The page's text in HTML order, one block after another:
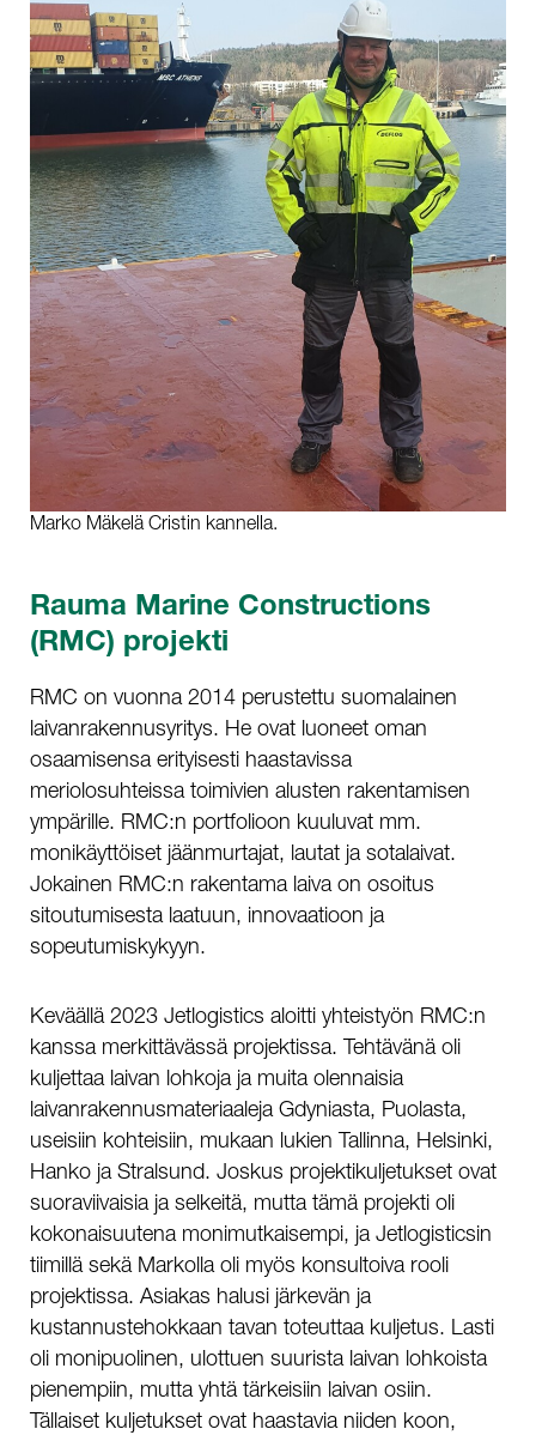
Marko Mäkelä Cristin kannella.
Rauma Marine Constructions
(RMC) projekti
RMC on vuonna 2014 perustettu suomalainen
laivanrakennusyritys. He ovat luoneet oman
osaamisensa erityisesti haastavissa
meriolosuhteissa toimivien alusten rakentamisen
ympärille. RMC:n portfolioon kuuluvat mm.
monikäyttöiset jäänmurtajat, lautat ja sotalaivat.
Jokainen RMC:n rakentama laiva on osoitus
sitoutumisesta laatuun, innovaatioon ja
sopeutumiskykyyn.
Keväällä 2023 Jetlogistics aloitti yhteistyön RMC:n
kanssa merkittävässä projektissa. Tehtävänä oli
kuljettaa laivan lohkoja ja muita olennaisia
laivanrakennusmateriaaleja Gdyniasta, Puolasta,
useisiin kohteisiin, mukaan lukien Tallinna, Helsinki,
Hanko ja Stralsund. Joskus projektikuljetukset ovat
suoraviivaisia ja selkeitä, mutta tämä projekti oli
kokonaisuutena monimutkaisempi, ja Jetlogisticsin
tiimillä sekä Markolla oli myös konsultoiva rooli
projektissa. Asiakas halusi järkevän ja
kustannustehokkaan tavan toteuttaa kuljetus. Lasti
oli monipuolinen, ulottuen suurista laivan lohkoista
pienempiin, mutta yhtä tärkeisiin laivan osiin.
Tällaiset kuljetukset ovat haastavia niiden koon,